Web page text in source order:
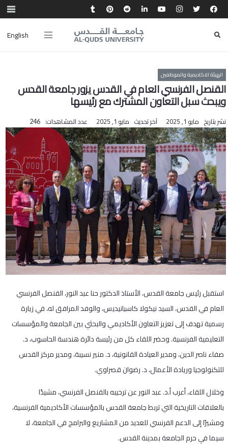
English
الهيئة الاكاديمية والموظفين
القنصل الفرنسي العام في القدس يزور جامعة القدس
ويبحث سبل التعاون المشترك مع رئيسها
نشر بتاريخ مايو 1, 2025 آخر تحديث مايو 1, 2025 عدد المشاهدات: 246
استقبل رئيس جامعة القدس، الأستاذ الدكتور حنا عبد النور، القنصل الفرنسي
العام في القدس، السيد نيكولا كاسيانيديس، والوفد المرافق له، في زيارة
رسمية تهدف إلى تعزيز التعاون الأكاديمي والبحثي بين الجامعة والمؤسسات
التعليمية الفرنسية. وحضر اللقاء كل من رئيسة دائرة هندسة الحاسوب، د.
صفاء ناصر الدين، ومدير العيادة القانونية، د. منير نسيبة، ومدير مركز القدس
للتكنولوجيا وريادة الأعمال، د. رضوان قصراوي.
وخلال اللقاء، أعرب أ.د. عبد النور عن ترحيبه بالقنصل الفرنسي، مشيدًا
بالعلاقات التاريخية التي تربط جامعة القدس بالمؤسسات الأكاديمية الفرنسية،
ومشيرًا إلى الدعم الفرنسي للعديد من المشاريع والبرامج في الجامعة، لا
سيما في حرم الجامعة بمدينة القدس.